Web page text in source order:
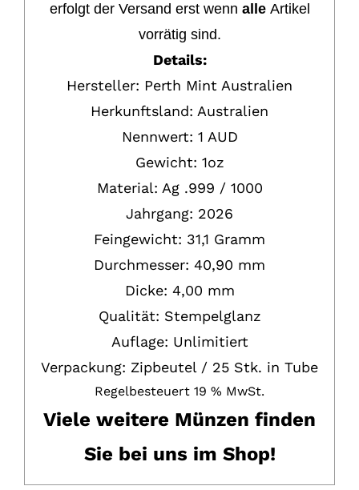
erfolgt der Versand erst wenn alleArtikel
vorrätig sind.
Details:
Hersteller: Perth Mint Australien
Herkunftsland: Australien
Nennwert: 1 AUD
Gewicht: 1oz
Material: Ag .999 / 1000
Jahrgang: 2026
Feingewicht: 31,1 Gramm
Durchmesser: 40,90 mm
Dicke: 4,00 mm
Qualität: Stempelglanz
Auflage: Unlimitiert
Verpackung: Zipbeutel / 25 Stk. in Tube
Regelbesteuert 19 % MwSt.
Viele weitere Münzen finden
Sie bei uns im Shop!